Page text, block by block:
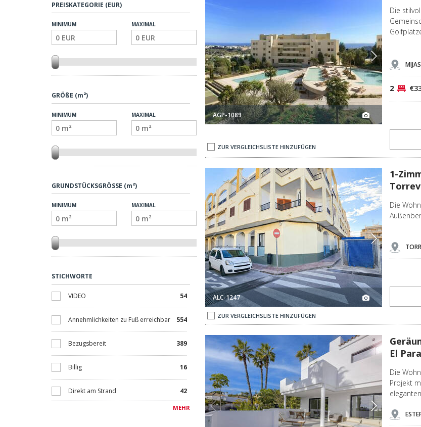
5+ 2
PREISKATEGORIE (EUR)
MINIMUM MAXIMAL
GRÖßE (m²)
MINIMUM MAXIMAL
GRUNDSTÜCKSGRÖSSE (m²)
MINIMUM MAXIMAL
STICHWORTE
VIDEO 54
Annehmlichkeiten zu Fuß erreichbar 554
Bezugsbereit 389
Billig 16
Direkt am Strand 42
MEHR
AGP-1089
Die
2
ZUR VERGLEICHSLISTE HINZUFÜGEN
1-zimmer-wohnungen, 300 M Vom Strand In Torrevieja 3
ALC-1247
1-
Die
ZUR VERGLEICHSLISTE HINZUFÜGEN
El Paraíso 1Geräumige Wohnungen Und Penthäuser In Estepona El Paraíso 2Geräumige Wohnungen Und Penthäuser In Estepona El Paraíso 3
El
Die
Projekt